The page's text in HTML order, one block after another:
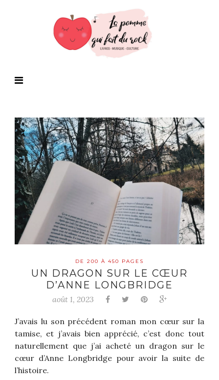
DE 200 À 450 PAGES
UN DRAGON SUR LE CŒUR
D’ANNE LONGBRIDGE
août 1, 2023
J’avais lu son précédent roman mon cœur sur la
tamise, et j’avais bien apprécié, c’est donc tout
naturellement que j’ai acheté un dragon sur le
cœur d’Anne Longbridge pour avoir la suite de
l’histoire.